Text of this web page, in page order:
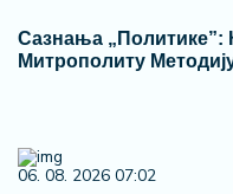
Сазнања „Политике”:
Митрополиту
06. 08. 2026 07:02